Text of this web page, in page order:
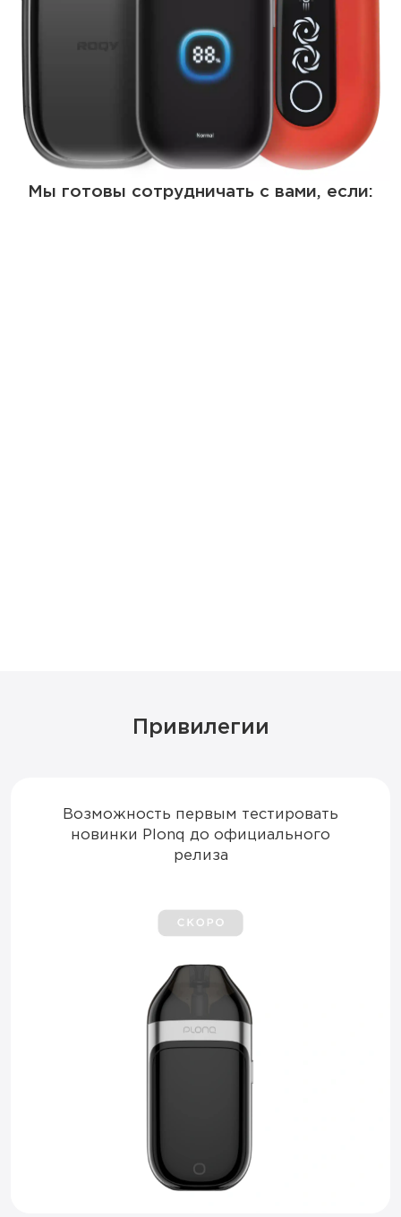
Мы готовы сотрудничать с вами, если:
Привилегии
Возможность первым тестировать
новинки Plonq до официального
релиза